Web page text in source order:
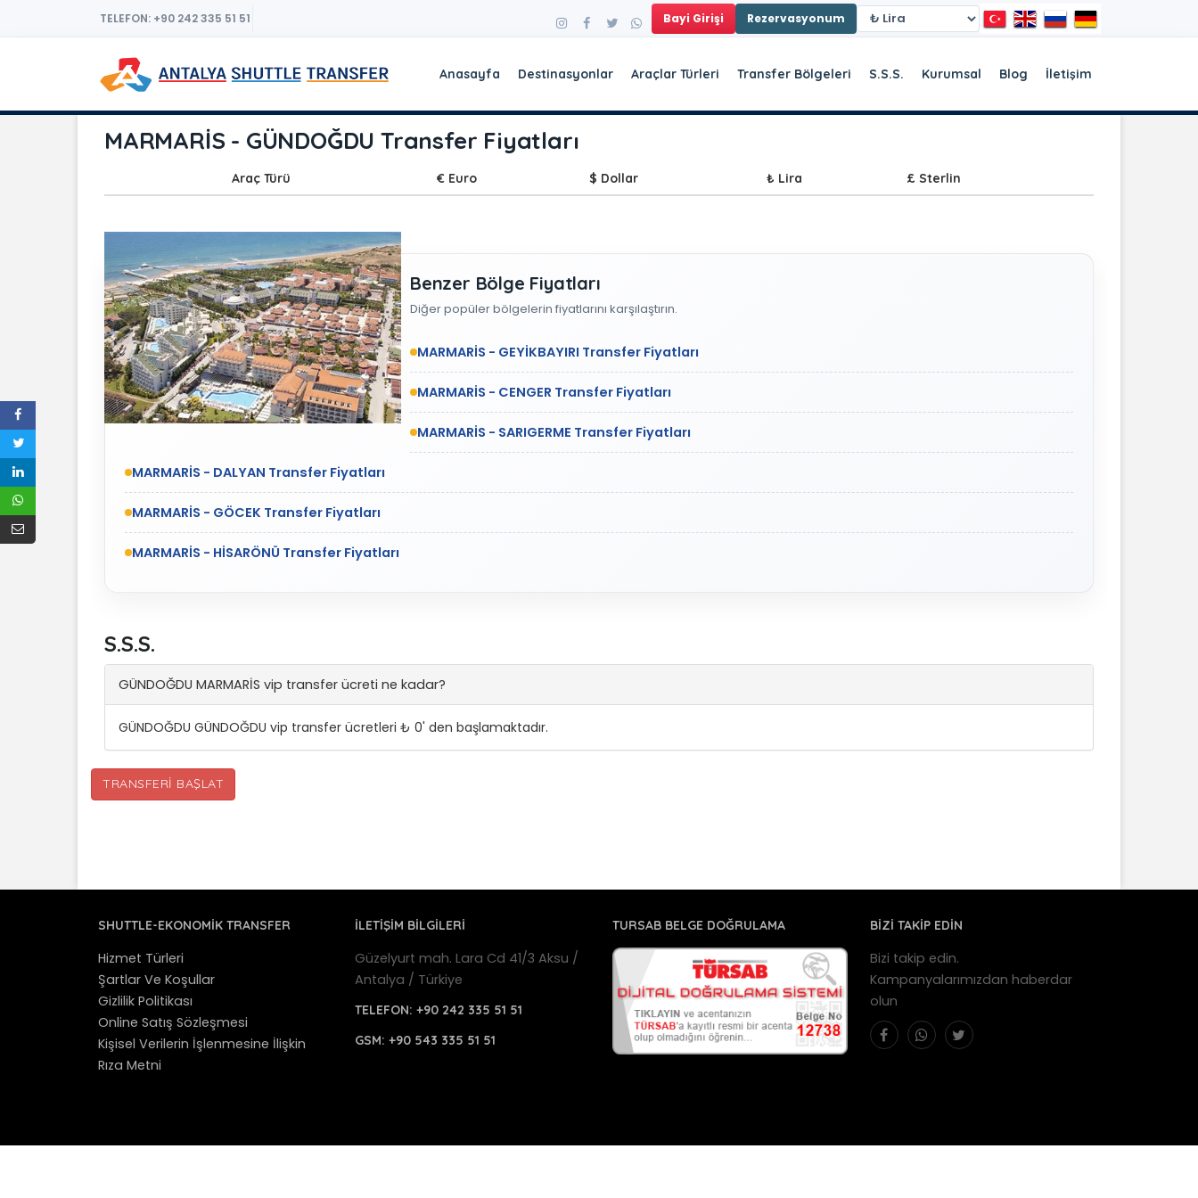
TELEFON: +90 242 335 51 51 Bayi Girişi Rezervasyonum
Anasayfa Destinasyonlar Araçlar Türleri Transfer Bölgeleri S.S.S. Kurumsal Blog İletişim
MARMARİS - GÜNDOĞDU Transfer Fiyatları
Araç Türü € Euro $ Dollar ₺ Lira £ Sterlin
Benzer Bölge Fiyatları
Diğer popüler bölgelerin fiyatlarını karşılaştırın.
MARMARİS - GEYİKBAYIRI Transfer Fiyatları
MARMARİS - CENGER Transfer Fiyatları
MARMARİS - SARIGERME Transfer Fiyatları
MARMARİS - DALYAN Transfer Fiyatları
MARMARİS - GÖCEK Transfer Fiyatları
MARMARİS - HİSARÖNÜ Transfer Fiyatları
S.S.S.
GÜNDOĞDU MARMARİS vip transfer ücreti ne kadar?
GÜNDOĞDU GÜNDOĞDU vip transfer ücretleri ₺ 0' den başlamaktadır.
TRANSFERI BAŞLAT
SHUTTLE-EKONOMIK TRANSFER
Hizmet Türleri
Şartlar Ve Koşullar
Gizlilik Politikası
Online Satış Sözleşmesi
Kişisel Verilerin İşlenmesine İlişkin
Rıza Metni
İLETİŞİM BİLGİLERİ
Güzelyurt mah. Lara Cd 41/3 Aksu /
Antalya / Türkiye
TELEFON:+90 242 335 51 51
GSM:+90 543 335 51 51
TURSAB BELGE DOĞRULAMA BİZİ TAKİP EDİN
Bizi takip edin.
Kampanyalarımızdan haberdar
olun